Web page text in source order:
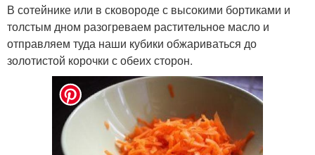
В сотейнике или в сковороде с высокими бортиками и
толстым дном разогреваем растительное масло и
отправляем туда наши кубики обжариваться до
золотистой корочки с обеих сторон.